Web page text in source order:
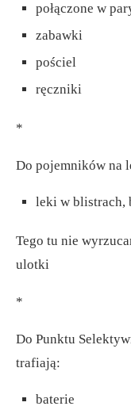
połączone w
zabawki
pościel
ręczniki
*
Do pojemników na
leki w blistrach,
Tego tu nie
ulotki
*
Do Punktu
trafiają:
baterie